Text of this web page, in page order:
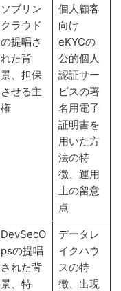
ソブリン
クラウド
の提唱さ
れた背
景、担保
させる主
権
個人顧客
向け
eKYCの
公的個人
認証サー
ビスの署
名用電子
証明書を
用いた方
法の特
徴、運用
上の留意
点
DevSecO
psの提唱
された背
景、特
データレ
イクハウ
スの特
徴、出現